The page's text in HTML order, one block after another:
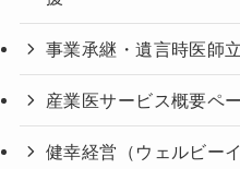
事業承継・遺言時医師
産業医サービス概要ペ
健幸経営（ウェルビー